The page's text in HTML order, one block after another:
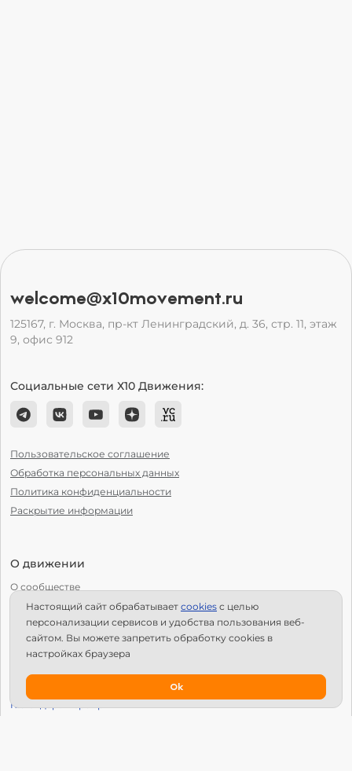
welcome@x10movement.ru
125167, г. Москва, пр-кт Ленинградский, д. 36, стр. 11, этаж
9, офис 912
Социальные сети Х10 Движения:
Пользовательское соглашение
Обработка персональных данных
Политика конфиденциальности
Раскрытие информации
О движении
О сообществе
С чего начать?
Структура Х10
Как стать региональным лидером?
Календарь мероприятий
Настоящий сайт обрабатывает сookies с целью
персонализации сервисов и удобства пользования веб-
сайтом. Вы можете запретить обработку сookies в
настройках браузера
Ok